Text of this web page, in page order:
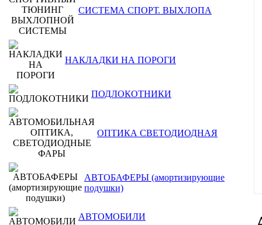
СИСТЕМА СПОРТ. ВЫХЛОПА
НАКЛАДКИ НА ПОРОГИ
ПОДЛОКОТНИКИ
ОПТИКА СВЕТОДИОДНАЯ
АВТОБАФЕРЫ (амортизирующие
подушки)
АВТОМОБИЛИ